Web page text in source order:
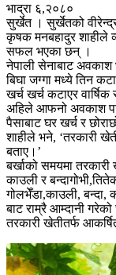
भाद्रा ६,२०८०
सुर्खेत । सुर्खेतको
कृषक मनबहादुर शाहीले
सफल भएका छन् ।
नेपाली सेनाबाट
बिघा जग्गा मध्ये तिन
खर्च खर्च कटाएर
अहिले आफनो अवकाश
पैसाबाट घर खर्च र
शाहीले भने, ‘तरकारी
बताए।’
बर्खाको समयमा तरकारी
काउली र
गोलभेँडा,काउली, बन्दा,
बाट राम्रै आम्दानी
तरकारी खेतीतर्फ